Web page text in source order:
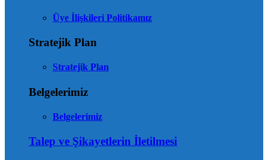
Üye İlişkileri Politikamız
Stratejik Plan
Stratejik Plan
Belgelerimiz
Belgelerimiz
Talep ve Şikayetlerin İletilmesi